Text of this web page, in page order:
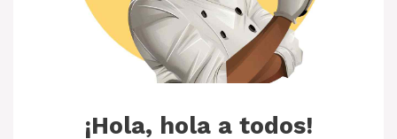
¡Hola, hola a todos!